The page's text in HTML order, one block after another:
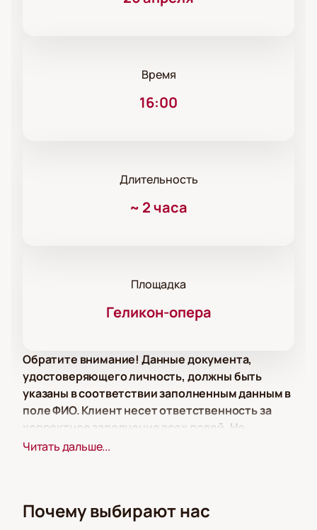
Время
16:00
Длительность
~ 2 часа
Площадка
Геликон-опера
Обратите внимание! Данные документа,
удостоверяющего личность, должны быть
указаны в соответствии заполненным данным в
поле ФИО. Клиент несет ответственность за
корректное заполнение всех полей. Не
забудьте взять документ с собой!
Вас ожидает выступление от артистов театра
Читать дальше...
Почему выбирают нас